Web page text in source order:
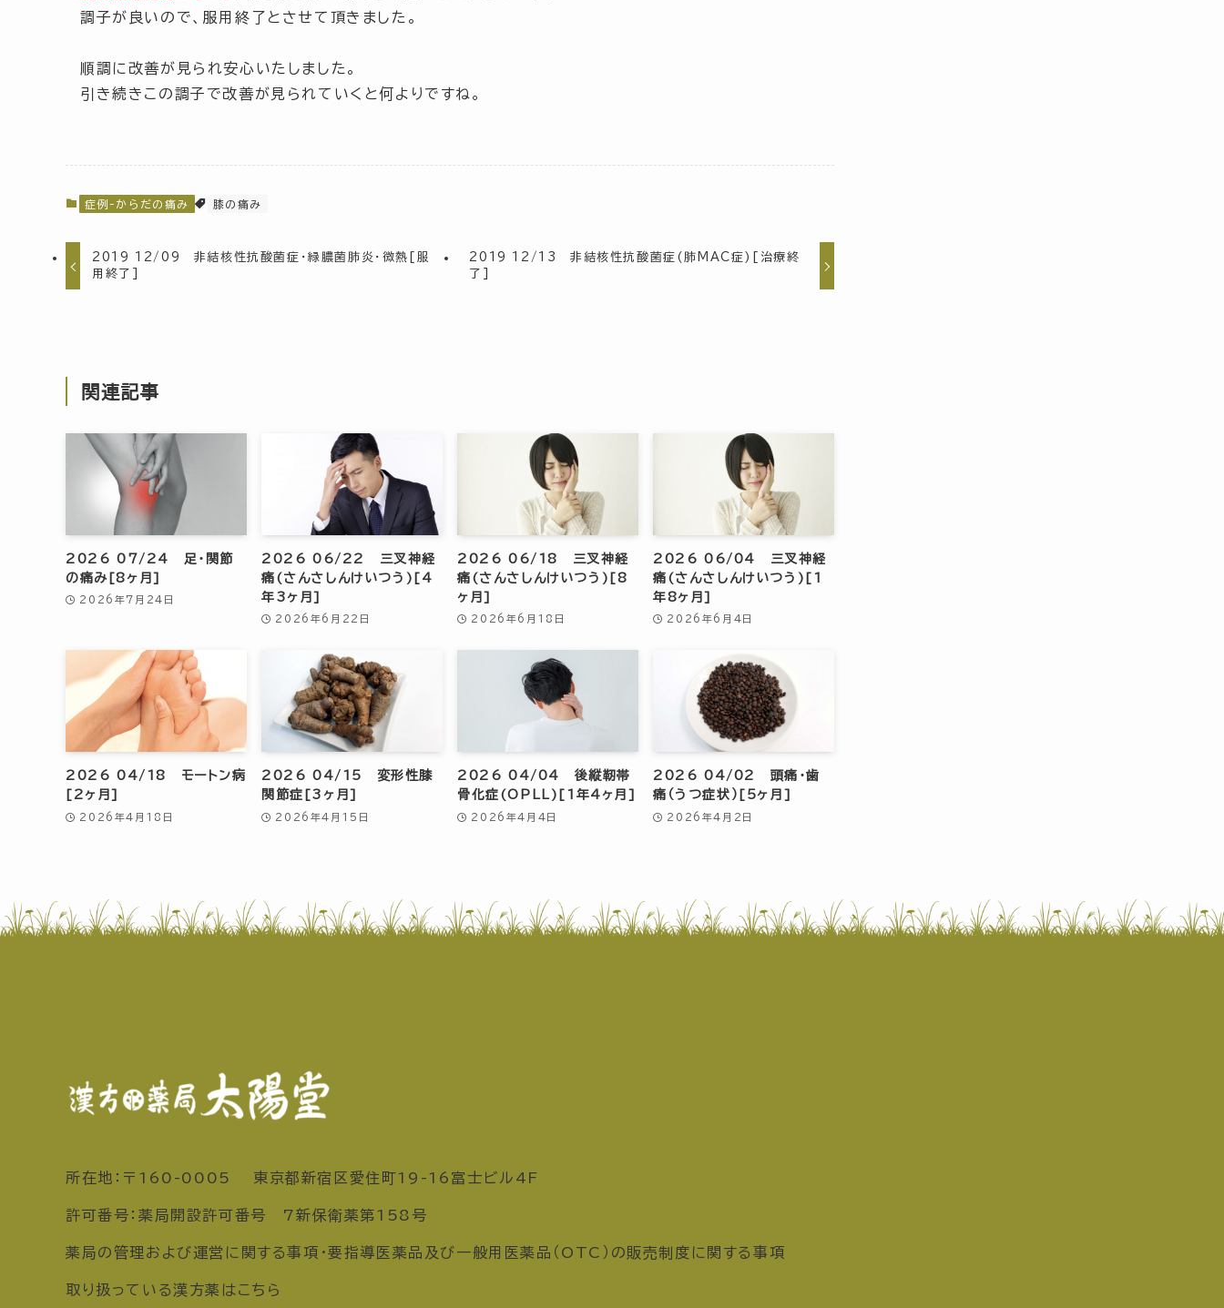
調子が良いので、服用終了とさせて頂きました。
順調に改善が見られ安心いたしました。
引き続きこの調子で改善が見られていくと何よりですね。
症例-からだの痛み 膝の痛み
2019 12/09 非結核性抗酸菌症・緑膿菌肺炎・微熱[服
用終了]
2019 12/13 非結核性抗酸菌症(肺MAC症)[治療終
了]
関連記事
2026 07/24 足・関節
の痛み[8ヶ月]
2026年7月24日
2026 06/22 三叉神経
痛(さんさしんけいつう)[4
年3ヶ月]
2026年6月22日
2026 06/18 三叉神経
痛(さんさしんけいつう)[8
ヶ月]
2026年6月18日
2026 06/04 三叉神経
痛(さんさしんけいつう)[1
年8ヶ月]
2026年6月4日
2026 04/18 モートン病
[2ヶ月]
2026年4月18日
2026 04/15 変形性膝
関節症[3ヶ月]
2026年4月15日
2026 04/04 後縦靭帯
骨化症(OPLL)[1年4ヶ月]
2026年4月4日
2026 04/02 頭痛・歯
痛（うつ症状）[5ヶ月]
2026年4月2日
所在地：〒160-0005 東京都新宿区愛住町19-16富士ビル4F
許可番号：薬局開設許可番号 7新保衛薬第158号
薬局の管理および運営に関する事項・要指導医薬品及び一般用医薬品（OTC）の販売制度に関する事項
取り扱っている漢方薬はこちら